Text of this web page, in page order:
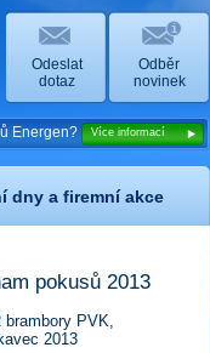
Odeslat
dotaz
Odběr
novinek
Energen? Více informací
dny a firemní akce
pokusů 2013
brambory PVK,
2013